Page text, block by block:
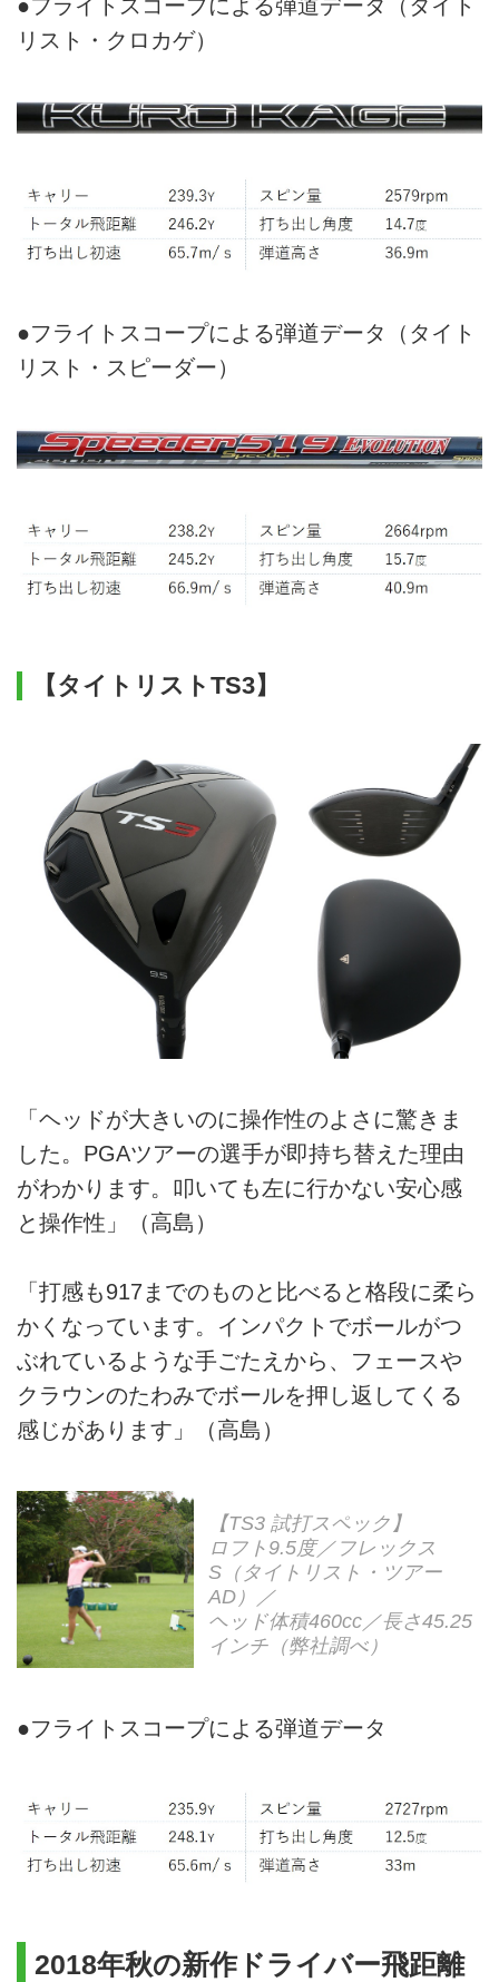
●フライトスコープによる弾道データ（タイト
リスト・クロカゲ）
●フライトスコープによる弾道データ（タイト
リスト・スピーダー）
【タイトリストTS3】
「ヘッドが大きいのに操作性のよさに驚きま
した。PGAツアーの選手が即持ち替えた理由
がわかります。叩いても左に行かない安心感
と操作性」（高島）
「打感も917までのものと比べると格段に柔ら
かくなっています。インパクトでボールがつ
ぶれているような手ごたえから、フェースや
クラウンのたわみでボールを押し返してくる
感じがあります」（高島）
【TS3 試打スペック】
ロフト9.5度／フレックス
S（タイトリスト・ツアー
AD）／
ヘッド体積460cc／長さ45.25
インチ（弊社調べ）
●フライトスコープによる弾道データ
2018年秋の新作ドライバー飛距離